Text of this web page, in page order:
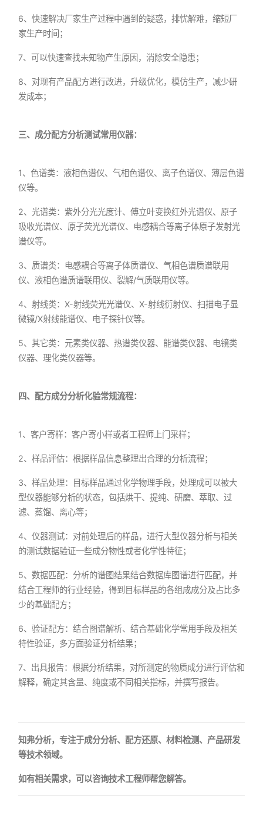
6、快速解决厂家生产过程中遇到的疑惑，排忧解难，缩短厂
家生产时间；
7、可以快速查找未知物产生原因，消除安全隐患；
8、对现有产品配方进行改进，升级优化，模仿生产，减少研
发成本；
三、成分配方分析测试常用仪器：
1、色谱类：液相色谱仪、气相色谱仪、离子色谱仪、薄层色谱
仪等。
2、光谱类：紫外分光光度计、傅立叶变换红外光谱仪、原子
吸收光谱仪、原子荧光光谱仪、电感耦合等离子体原子发射光
谱仪等。
3、质谱类：电感耦合等离子体质谱仪、气相色谱质谱联用
仪、液相色谱质谱联用仪、裂解/气质联用仪等。
4、射线类：X-射线荧光光谱仪、X-射线衍射仪、扫描电子显
微镜/X射线能谱仪、电子探针仪等。
5、其它类：元素类仪器、热谱类仪器、能谱类仪器、电镜类
仪器、理化类仪器等。
四、配方成分分析化验常规流程：
1、客户寄样：客户寄小样或者工程师上门采样；
2、样品评估：根据样品信息整理出合理的分析流程；
3、样品处理：目标样品通过化学物理手段，处理成可以被大
型仪器能够分析的状态，包括烘干、提纯、研磨、萃取、过
滤、蒸馏、离心等；
4、仪器测试：对前处理后的样品，进行大型仪器分析与相关
的测试数据验证一些成分物性或者化学性特征；
5、数据匹配：分析的谱图结果结合数据库图谱进行匹配，并
结合工程师的行业经验，得到目标样品的各组成成分及占比多
少的基础配方；
6、验证配方：结合图谱解析、结合基础化学常用手段及相关
特性验证，多方面验证分析结果；
7、出具报告：根据分析结果，对所测定的物质成分进行评估和
解释，确定其含量、纯度或不同相关指标，并撰写报告。
知弗分析，专注于成分分析、配方还原、材料检测、产品研发
等技术领域。
如有相关需求，可以咨询技术工程师帮您解答。